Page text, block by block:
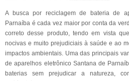
A busca por reciclagem de bateria de
Parnaíba é cada vez maior por conta da
correto desse produto, tendo em vista
nocivas e muito prejudiciais à saúde e ao
impactos ambientais. Uma das principais
de aparelhos eletrônico Santana de
baterias sem prejudicar a natureza,